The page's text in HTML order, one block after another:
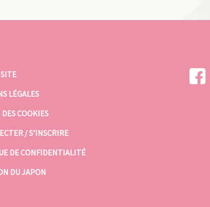
LÉGALES
COOKIES
/ S’INSCRIRE
DE CONFIDENTIALITÉ
DU JAPON